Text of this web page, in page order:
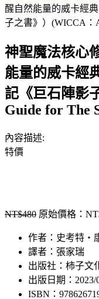
醒自然能量的威卡經
子之書》）(WICCA：
神聖魔法核心
能量的威卡經
記《巨石陣影
Guide for The
內容描述:
特價
NT$480 原始價格：
作者：史考特・
譯者：張家瑞
出版社：柿子文
出版日期：2023/
ISBN：